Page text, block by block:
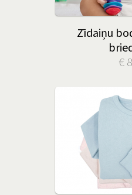
Zīdaiņu
€